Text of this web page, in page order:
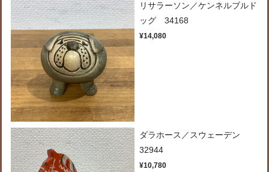
リサラーソン／ケンネルブルド
ッグ 34168
¥14,080
ダラホース／スウェーデン
32944
¥10,780